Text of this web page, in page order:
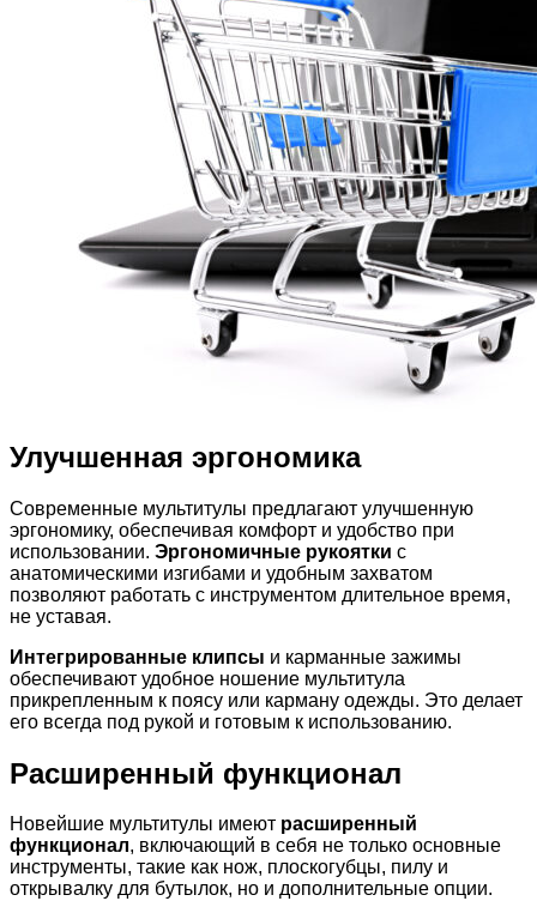
Улучшенная эргономика
Современные мультитулы предлагают улучшенную
эргономику, обеспечивая комфорт и удобство при
использовании. Эргономичные рукоятки с
анатомическими изгибами и удобным захватом
позволяют работать с инструментом длительное время,
не уставая.
Интегрированные клипсы и карманные зажимы
обеспечивают удобное ношение мультитула
прикрепленным к поясу или карману одежды. Это делает
его всегда под рукой и готовым к использованию.
Расширенный функционал
Новейшие мультитулы имеют расширенный
функционал, включающий в себя не только основные
инструменты, такие как нож, плоскогубцы, пилу и
открывалку для бутылок, но и дополнительные опции.